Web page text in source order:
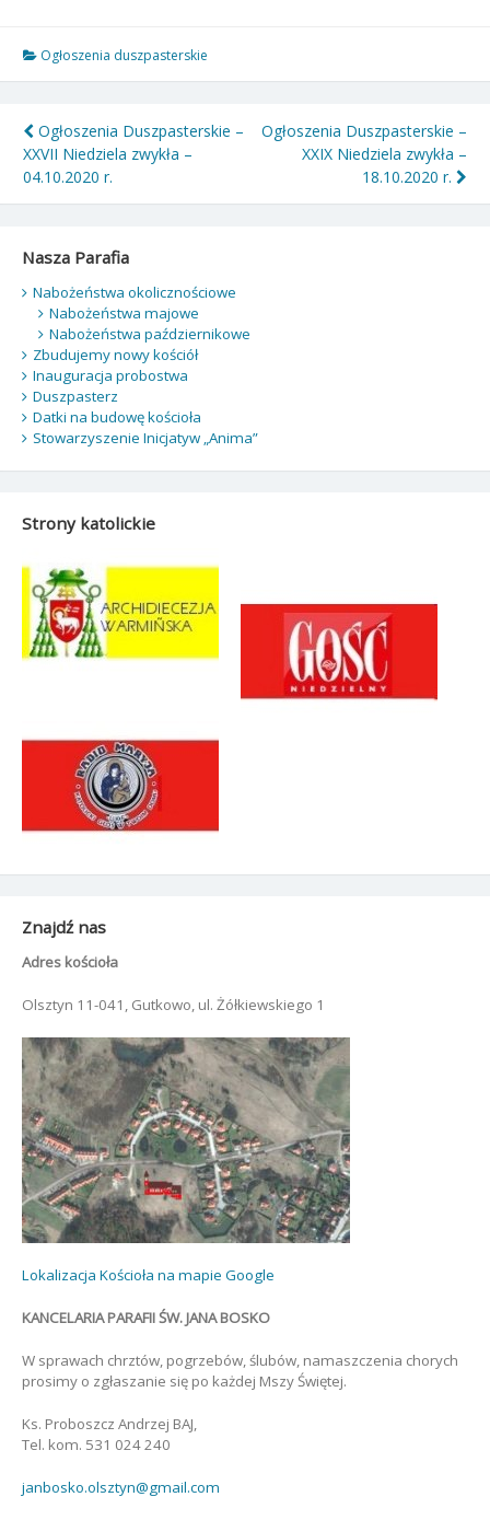
Ogłoszenia duszpasterskie
Nawigacja
wpisu
Ogłoszenia Duszpasterskie –
XXVII Niedziela zwykła –
04.10.2020 r.
Ogłoszenia Duszpasterskie –
XXIX Niedziela zwykła –
18.10.2020 r.
Nasza Parafia
Nabożeństwa okolicznościowe
Nabożeństwa majowe
Nabożeństwa październikowe
Zbudujemy nowy kościół
Inauguracja probostwa
Duszpasterz
Datki na budowę kościoła
Stowarzyszenie Inicjatyw „Anima”
Strony katolickie
Znajdź nas
Adres kościoła
Olsztyn 11-041, Gutkowo, ul. Żółkiewskiego 1
Lokalizacja Kościoła na mapie Google
KANCELARIA PARAFII ŚW. JANA BOSKO
W sprawach chrztów, pogrzebów, ślubów, namaszczenia chorych
prosimy o zgłaszanie się po każdej Mszy Świętej.
Ks. Proboszcz Andrzej BAJ,
Tel. kom. 531 024 240
janbosko.olsztyn@gmail.com